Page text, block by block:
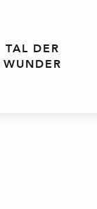
TAL DER
WUNDER